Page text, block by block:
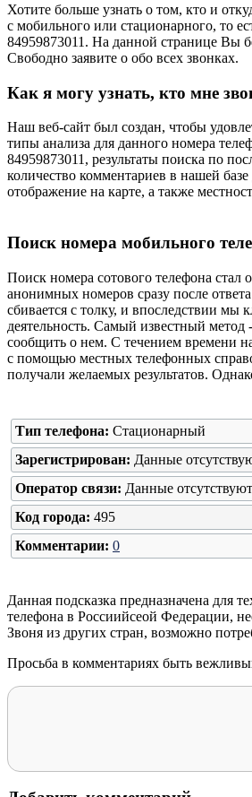
Хотите больше узнать о том, кто и
с мобильного или стационарного, то
84959873011. На данной странице Вы
Свободно заявите о обо всех звонках.
Как я могу узнать, кто мне
Наш веб-сайт был создан, чтобы
типы анализа для данного номера
84959873011, результаты поиска по
количество комментариев в нашей
отображение на карте, а также
Поиск номера мобильного
Поиск номера сотового телефона
анонимных номеров сразу после
сбивается с толку, и впоследствии мы
деятельность. Самый известный
сообщить о нем. С течением времени
с помощью местных телефонных
получали желаемых результатов.
Тип телефона: Стационарный
Зарегистрирован: Данные
Оператор связи: Данные отсутствуют
Код города: 495
Комментарии: 0
Данная подсказка предназначена для
телефона в Россиийсеой Федерации,
Звоня из других стран, возможно
Просьба в комментариях быть